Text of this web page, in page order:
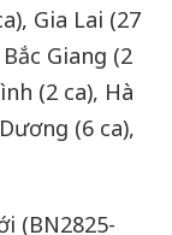
Gia Lai (27
Giang (2
(2 ca), Hà
(6 ca),
(BN2825-